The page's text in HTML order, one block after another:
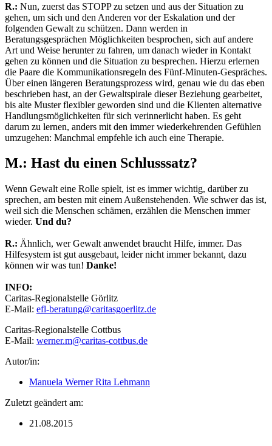
R.: Nun, zuerst das STOPP zu setzen und aus der Situation zu
gehen, um sich und den Anderen vor der Eskalation und der
folgenden Gewalt zu schützen. Dann werden in
Beratungsgesprächen Möglichkeiten besprochen, sich auf andere
Art und Weise herunter zu fahren, um danach wieder in Kontakt
gehen zu können und die Situation zu besprechen. Hierzu erlernen
die Paare die Kommunikationsregeln des Fünf-Minuten-Gespräches.
Über einen längeren Beratungsprozess wird, genau wie du das eben
beschrieben hast, an der Gewaltspirale dieser Beziehung gearbeitet,
bis alte Muster flexibler geworden sind und die Klienten alternative
Handlungsmöglichkeiten für sich verinnerlicht haben. Es geht
darum zu lernen, anders mit den immer wiederkehrenden Gefühlen
umzugehen: Manchmal empfehle ich auch eine Therapie.
M.: Hast du einen Schlusssatz?
Wenn Gewalt eine Rolle spielt, ist es immer wichtig, darüber zu
sprechen, am besten mit einem Außenstehenden. Wie schwer das ist,
weil sich die Menschen schämen, erzählen die Menschen immer
wieder. Und du?
R.: Ähnlich, wer Gewalt anwendet braucht Hilfe, immer. Das
Hilfesystem ist gut ausgebaut, leider nicht immer bekannt, dazu
können wir was tun! Danke!
INFO:
Caritas-Regionalstelle Görlitz
E-Mail: efl-beratung@caritasgoerlitz.de
Caritas-Regionalstelle Cottbus
E-Mail: werner.m@caritas-cottbus.de
Autor/in:
Manuela Werner Rita Lehmann
Zuletzt geändert am:
21.08.2015